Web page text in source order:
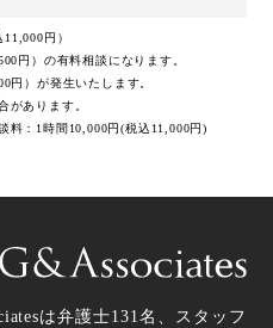
検査項目、対象者などわ
害物・機械等に関する規制
円）
円）の有料相談になります。
円）が発生いたします。
があります。
料：1時間10,000円(税込11,000円)
は弁護士131名、スタッフ